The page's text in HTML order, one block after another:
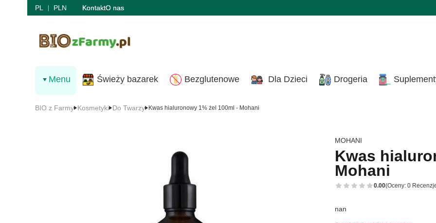
PL PLN KontaktO nas
Menu Świeży bazarek Bezglutenowe Dla Dzieci Drogeria
BIO z Farmy Kosmetyki Do Twarzy Kwas hialuronowy 1% żel 100ml - Mohani
MOHANI
Kwas
Mohani
0.00(Oceny: 0
nan